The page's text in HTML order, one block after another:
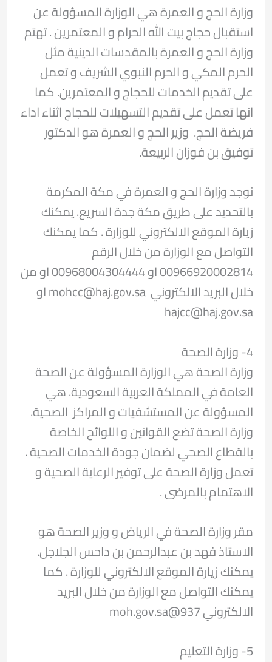
وزارة الحج و العمرة هي الوزارة المسؤولة عن
استقبال حجاج بيت الله الحرام و المعتمرين . تهتم
وزارة الحج و العمرة بالمقدسات الدينية مثل
الحرم المكي و الحرم النبوي الشريف و تعمل
على تقديم الخدمات للحجاج و المعتمرين. كما
انها تعمل على تقديم التسهيلات للحجاج اثناء اداء
فريضة الحج. وزير الحج و العمرة هو الدكتور
توفيق بن فوزان الربيعة.
نوجد وزارة الحج و العمرة في مكة المكرمة
بالتحديد على طريق مكة جدة السريع. يمكنك
زيارة الموقع الالكتروني للوزارة . كما يمكنك
التواصل مع الوزارة من خلال الرقم
00966920002814 او 00968004304444 او من
خلال البريد الالكتروني mohcc@haj.gov.sa او
hajcc@haj.gov.sa
4- وزارة الصحة
وزارة الصحة هي الوزارة المسؤولة عن الصحة
العامة في المملكة العربية السعودية. هي
المسؤولة عن المستشفيات و المراكز الصحية.
وزارة الصحة تضع القوانين و اللوائح الخاصة
بالقطاع الصحي لضمان جودة الخدمات الصحية .
تعمل وزارة الصحة على توفير الرعاية الصحية و
الاهتمام بالمرضى .
مقر وزارة الصحة في الرياض و وزير الصحة هو
الاستاذ فهد بن عبدالرحمن بن داحس الجلاجل.
يمكنك زيارة الموقع الالكتروني للوزارة . كما
يمكنك التواصل مع الوزارة من خلال البريد
الالكتروني 937@moh.gov.sa
5- وزارة التعليم